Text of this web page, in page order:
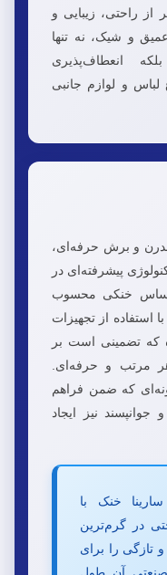
راحتی، زیبایی و
و شیک، نه تنها
انعطاف‌پذیری
لباس و لوازم جانبی
مدرن و برش حرفه‌ای،
پیشرفته‌ای در
خنکی محسوب
از تجهیزات
که تضمینی است بر
مرتب و حرفه‌ای.
که ضمن فراهم
نیز ایجاد
خنک با
در گرم‌ترین
تازگی را برای